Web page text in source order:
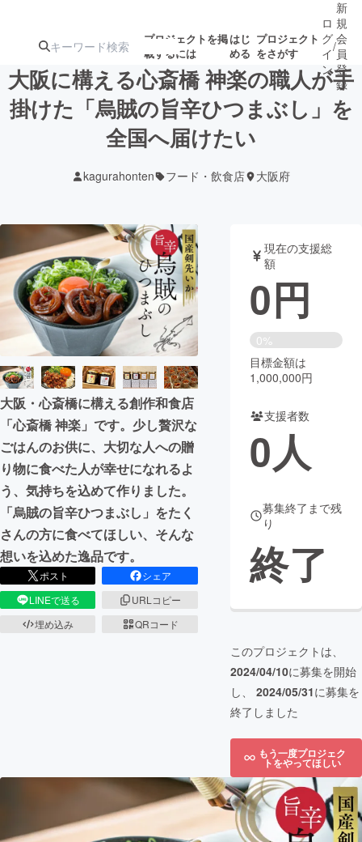
プロジェクトを掲
載するには
はじ
める
プロジェクト
をさがす
注目のリ 注目の新着プロ募集終了が近いプ
ロジェクト
テクノロジー・ガジェット
映像・映画 書籍・雑誌
ビジネス・起業 チャレンジ
まちづくり・地域活性化
CAMPFIRE for Social Good
CAMPFIRE Creation
CAMPFIREふるさと納税machi-ya コミュニティ
ロ
グ
イ
ン
/
新
規
会
員
登
録
大阪に構える心斎橋 神楽の職人が手
掛けた「烏賊の旨辛ひつまぶし」を
全国へ届けたい
kagurahonten フード・飲食店 大阪府
大阪・心斎橋に構える創作和食店
「心斎橋 神楽」です。少し贅沢な
ごはんのお供に、大切な人への贈
り物に食べた人が幸せになれるよ
う、気持ちを込めて作りました。
「烏賊の旨辛ひつまぶし」をたく
さんの方に食べてほしい、そんな
想いを込めた逸品です。
ポスト
シェア
LINEで送る
URLコピー
埋め込み
QRコード
現在の支援総
額
0円
0%
目標金額は
1,000,000円
支援者数
0人
募集終了まで残
り
終了
このプロジェクトは、
2024/04/10に募集を開始
し、 2024/05/31に募集を
終了しました
もう一度プロジェク
トをやってほしい